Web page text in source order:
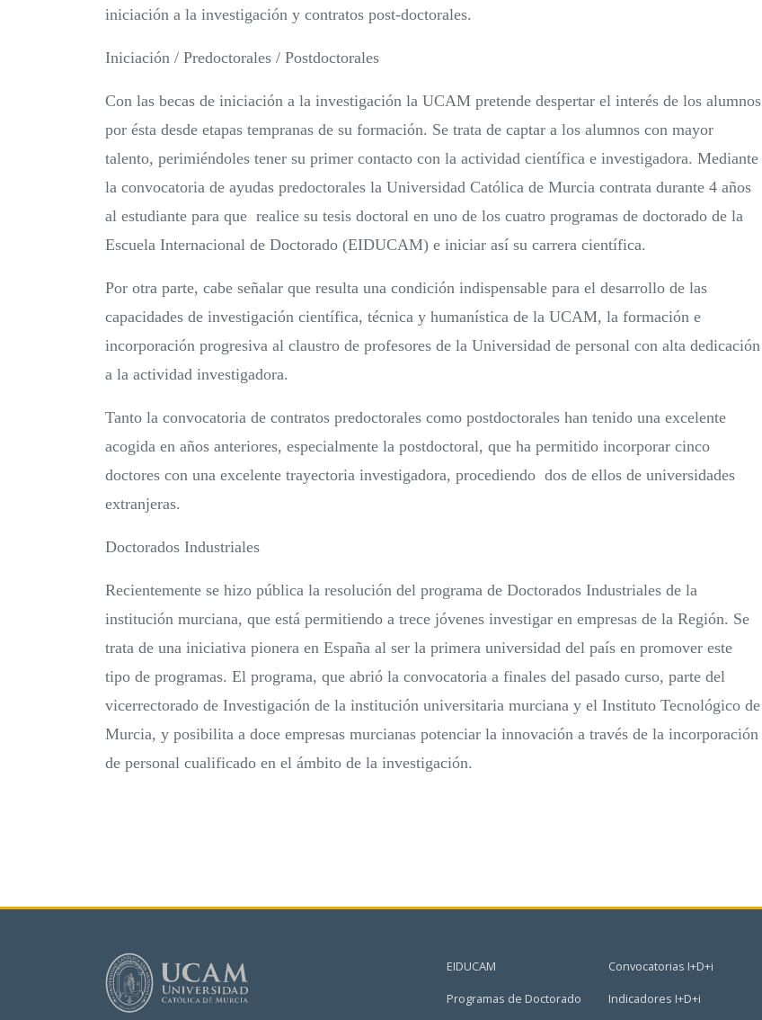
iniciación a la investigación y contratos post-doctorales.
Iniciación / Predoctorales / Postdoctorales
Con las becas de iniciación a la investigación la UCAM pretende despertar el interés de los alumnos
por ésta desde etapas tempranas de su formación. Se trata de captar a los alumnos con mayor
talento, perimiéndoles tener su primer contacto con la actividad científica e investigadora. Mediante
la convocatoria de ayudas predoctorales la Universidad Católica de Murcia contrata durante 4 años
al estudiante para que realice su tesis doctoral en uno de los cuatro programas de doctorado de la
Escuela Internacional de Doctorado (EIDUCAM) e iniciar así su carrera científica.
Por otra parte, cabe señalar que resulta una condición indispensable para el desarrollo de las
capacidades de investigación científica, técnica y humanística de la UCAM, la formación e
incorporación progresiva al claustro de profesores de la Universidad de personal con alta dedicación
a la actividad investigadora.
Tanto la convocatoria de contratos predoctorales como postdoctorales han tenido una excelente
acogida en años anteriores, especialmente la postdoctoral, que ha permitido incorporar cinco
doctores con una excelente trayectoria investigadora, procediendo dos de ellos de universidades
extranjeras.
Doctorados Industriales
Recientemente se hizo pública la resolución del programa de Doctorados Industriales de la
institución murciana, que está permitiendo a trece jóvenes investigar en empresas de la Región. Se
trata de una iniciativa pionera en España al ser la primera universidad del país en promover este
tipo de programas. El programa, que abrió la convocatoria a finales del pasado curso, parte del
vicerrectorado de Investigación de la institución universitaria murciana y el Instituto Tecnológico de
Murcia, y posibilita a doce empresas murcianas potenciar la innovación a través de la incorporación
de personal cualificado en el ámbito de la investigación.
EIDUCAM
Programas de Doctorado
Convocatorias I+D+i
Indicadores I+D+i